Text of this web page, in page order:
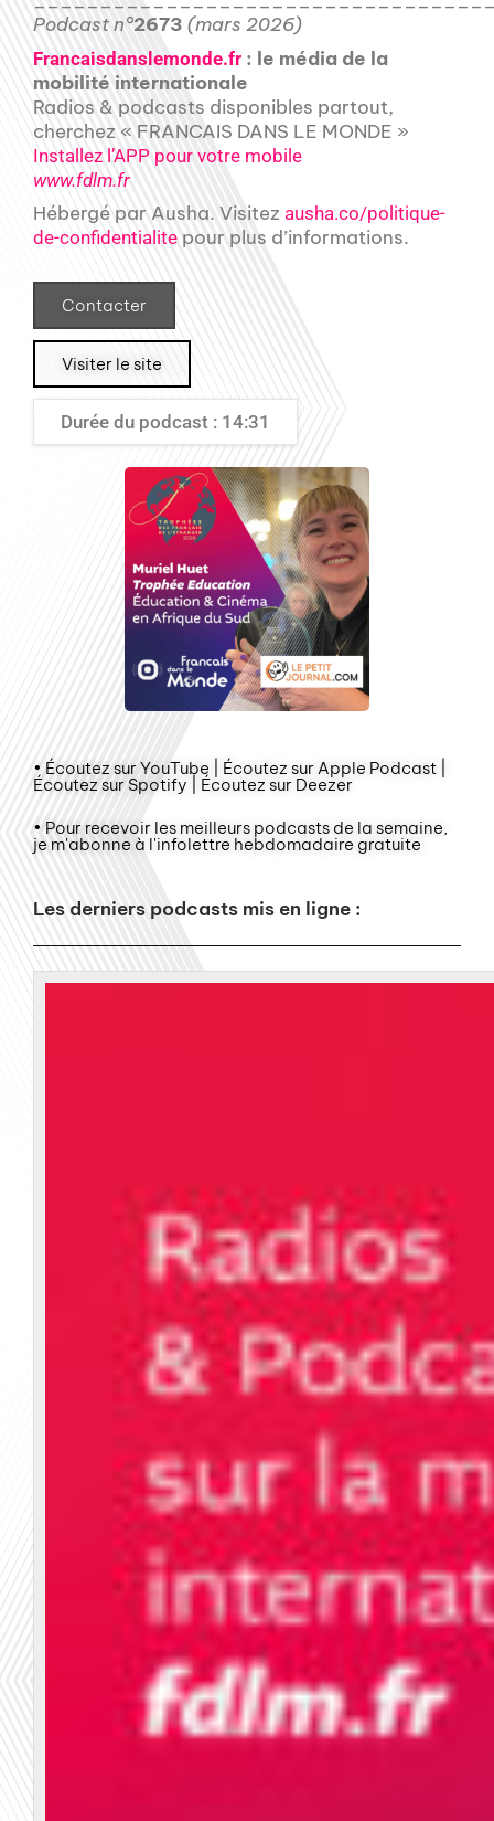
Podcast n°2673 (mars 2026)
Francaisdanslemonde.fr : le média de la
mobilité internationale
Radios & podcasts disponibles partout,
cherchez « FRANCAIS DANS LE MONDE »
Installez l’APP pour votre mobile
www.fdlm.fr
Hébergé par Ausha. Visitez ausha.co/politique-
de-confidentialite pour plus d’informations.
Contacter
Visiter le site
Durée du podcast : 14:31
• Écoutez sur YouTube | Écoutez sur Apple Podcast |
Écoutez sur Spotify | Écoutez sur Deezer
• Pour recevoir les meilleurs podcasts de la semaine,
je m'abonne à l'infolettre hebdomadaire gratuite
Les derniers podcasts mis en ligne :